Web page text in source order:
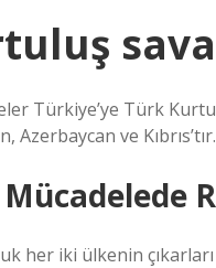
Türkiye’ye Türk
Azerbaycan ve Kıbrıs’tır.
her iki ülkenin